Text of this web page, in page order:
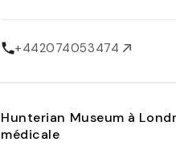
+442074053474
Hunterian Museum à
médicale